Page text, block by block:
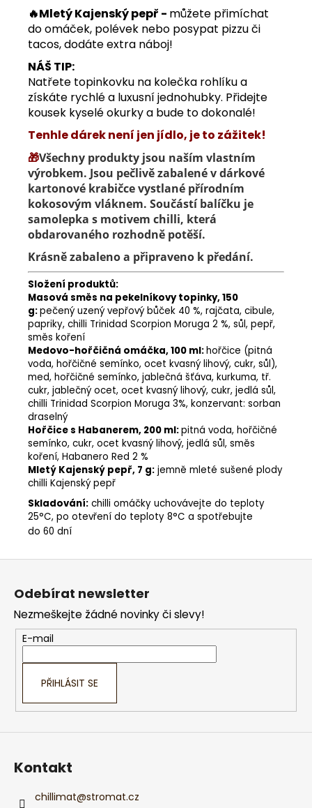
🔥Mletý Kajenský pepř - můžete přimíchat
do omáček, polévek nebo posypat pizzu či
tacos, dodáte extra náboj!
NÁŠ TIP:
Natřete topinkovku na kolečka rohlíku a
získáte rychlé a luxusní jednohubky. Přidejte
kousek kyselé okurky a bude to dokonalé!
Tenhle dárek není jen jídlo, je to zážitek!
🎁Všechny produkty jsou naším vlastním
výrobkem. Jsou pečlivě zabalené v dárkové
kartonové krabičce vystlané přírodním
kokosovým vláknem. Součástí balíčku je
samolepka s motivem chilli, která
obdarovaného rozhodně potěší.
Krásně zabaleno a připraveno k předání.
Složení produktů:
Masová směs na pekelníkovy topinky, 150
g:pečený uzený vepřový bůček 40 %, rajčata, cibule,
papriky, chilli Trinidad Scorpion Moruga 2 %, sůl, pepř,
směs koření
Medovo-hořčičná omáčka, 100 ml:hořčice (pitná
voda, hořčičné semínko, ocet kvasný lihový, cukr, sůl),
med, hořčičné semínko, jablečná šťáva, kurkuma, tř.
cukr, jablečný ocet, ocet kvasný lihový, cukr, jedlá sůl,
chilli Trinidad Scorpion Moruga 3%, konzervant: sorban
draselný
Hořčice s Habanerem, 200 ml:pitná voda, hořčičné
semínko, cukr, ocet kvasný lihový, jedlá sůl, směs
koření, Habanero Red 2 %
Mletý Kajenský pepř, 7 g: jemně mleté sušené plody
chilli Kajenský pepř
Skladování: chilli omáčky uchovávejte do teploty
25°C, po otevření do teploty 8°C a spotřebujte
do 60 dní
Z
Odebírat newsletter
Nezmeškejte žádné novinky či slevy!
E-mail
PŘIHLÁSIT SE
Kontakt
chillimat@stromat.cz